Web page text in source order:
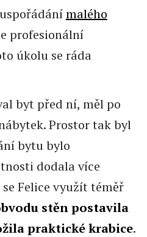
malého
profesionální
úkolu se ráda
byt před ní, měl po
Prostor tak byl
bytu bylo
dodala více
Felice využít téměř
stěn postavila
praktické krabice.